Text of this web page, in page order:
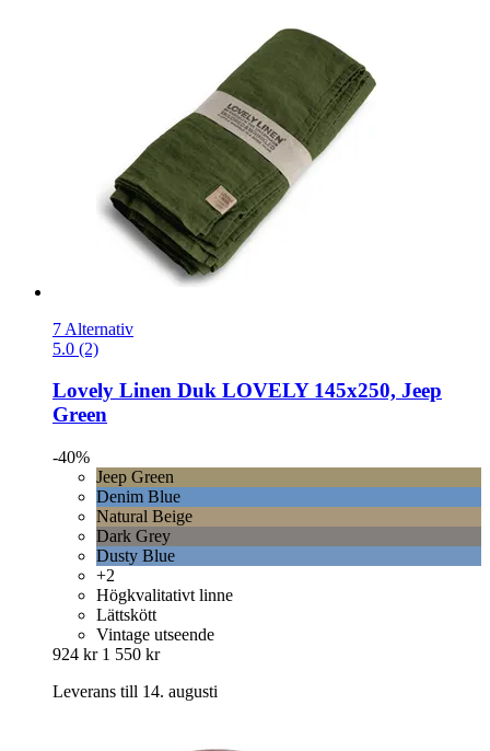
7 Alternativ
5.0 (2)
Lovely Linen Duk LOVELY 145x250, Jeep
Green
-40%
Jeep Green
Denim Blue
Natural Beige
Dark Grey
Dusty Blue
+2
Högkvalitativt linne
Lättskött
Vintage utseende
924 kr 1 550 kr
Leverans till 14. augusti